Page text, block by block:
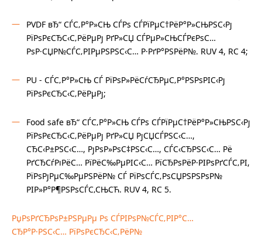
PVDF вЂ“ СЃС‚Р°Р»СЊ СЃРѕ СЃРїРµС†РёР°Р»СЊРЅС‹Рј
РїРѕРєСЂС‹С‚РёРµРј РґР»СЏ СЃРµР»СЊСЃРєРѕС…
РѕР·СЏР№СЃС‚РІРµРЅРЅС‹С… Р·РґР°РЅРёР№. RUV 4, RC 4;
PU - СЃС‚Р°Р»СЊ СЃ РїРѕР»РёСѓСЂРµС‚Р°РЅРѕРІС‹Рј
РїРѕРєСЂС‹С‚РёРµРј;
Food safe вЂ“ СЃС‚Р°Р»СЊ СЃРѕ СЃРїРµС†РёР°Р»СЊРЅС‹Рј
РїРѕРєСЂС‹С‚РёРµРј РґР»СЏ РјСЏСЃРЅС‹С…,
СЂС‹Р±РЅС‹С…, РјРѕР»РѕС‡РЅС‹С…, СЃС‹СЂРЅС‹С… Рё
РґСЂСѓРіРёС… РїРёС‰РµРІС‹С… РїСЂРѕРёР·РІРѕРґСЃС‚РІ,
РїРѕРјРµС‰РµРЅРёР№ СЃ РїРѕСЃС‚РѕСЏРЅРЅРѕР№
РІР»Р°Р¶РЅРѕСЃС‚СЊСЋ. RUV 4, RC 5.
РџРѕРґСЂРѕР±РЅРµРµ Рѕ СЃРІРѕР№СЃС‚РІР°С…
СЂР°Р·РЅС‹С… РїРѕРєСЂС‹С‚РёР№